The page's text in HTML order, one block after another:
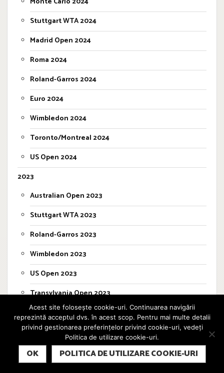
Stuttgart WTA 2024
Madrid Open 2024
Roma 2024
Roland-Garros 2024
Euro 2024
Wimbledon 2024
Toronto/Montreal 2024
US Open 2024
2023
Australian Open 2023
Stuttgart WTA 2023
Roland-Garros 2023
Wimbledon 2023
US Open 2023
Transylvania Open 2023
2022
Australian Open 2022
Stuttgart WTA 2022
SUBSCRIBE
Acest site folosește cookie-uri. Continuarea navigării
reprezintă acceptul dvs. în acest scop. Pentru mai multe detalii
privind gestionarea preferințelor privind cookie-uri, vedeți
Politica de utilizare cookie-uri.
OK POLITICA DE UTILIZARE COOKIE-URI